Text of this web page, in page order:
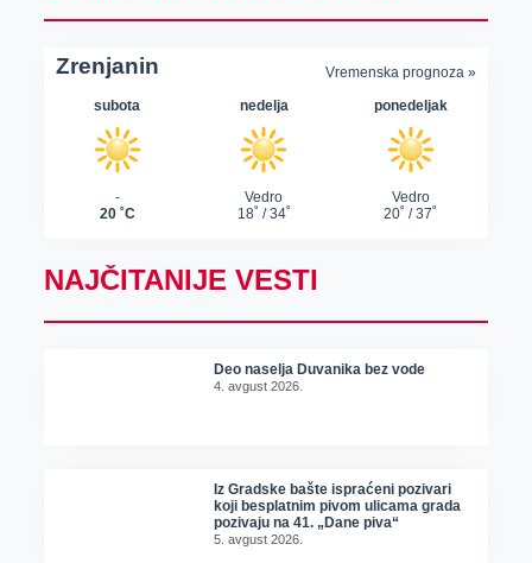
NAJČITANIJE VESTI
Deo naselja Duvanika bez vode
4. avgust 2026.
Iz Gradske bašte ispraćeni pozivari
koji besplatnim pivom ulicama grada
pozivaju na 41. „Dane piva“
5. avgust 2026.